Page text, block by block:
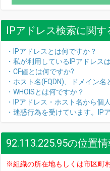
IPアドレス検索に関す
・IPアドレスとは何ですか？
・私が利用しているIPアドレス
・CF値とは何ですか?
・ホスト名(FQDN)、ドメイン名
・WHOISとは何ですか？
・IPアドレス・ホスト名から個
・迷惑行為を受けています。IP
92.113.225.95の位置情
※組織の所在地もしくは市区町